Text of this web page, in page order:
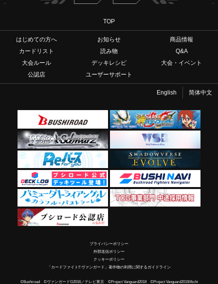
TOP
はじめての方へ お知らせ
商品情報
カードリスト
読み物
Q&A
大会ルール
デッキレシピ
大会・イベント
公認店
ユーザーサポート
English 简体中文
プライバシーポリシー
外部送信ポリシー
クッキーポリシー
「カードファイト!! ヴァンガード」著作物の利用に関するガイドライン
©Bushiroad ©ヴァンガードG2016／テレビ東京 ©Project Vanguard2018 ©Project Vanguard2019/Aichi